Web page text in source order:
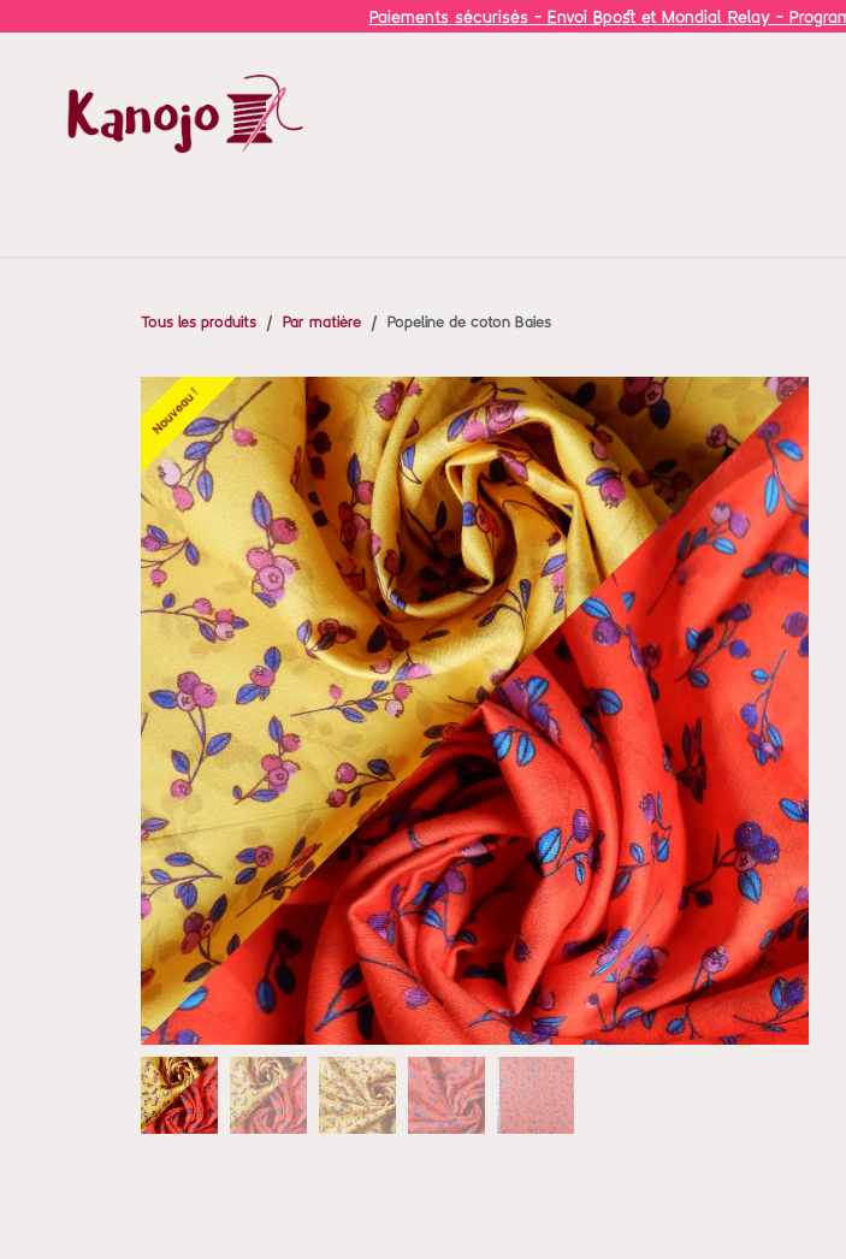
Paiements sécurisés - Envoi Bpost et Mondial Relay -
Tous les produits Par matière Popeline de coton Baies
Nouveau !
Nouveau !